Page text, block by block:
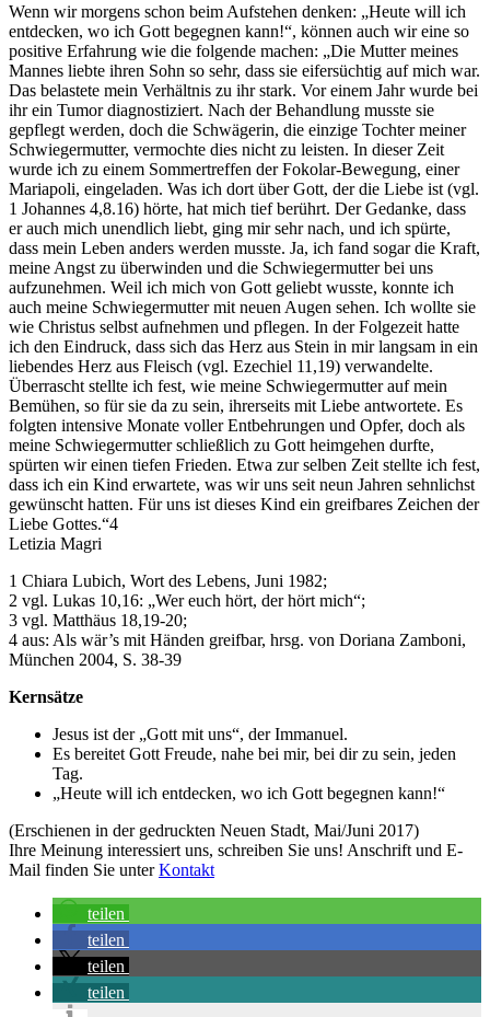
Wenn wir morgens schon beim Aufstehen denken: „Heute will ich
entdecken, wo ich Gott begegnen kann!“, können auch wir eine so
positive Erfahrung wie die folgende machen: „Die Mutter meines
Mannes liebte ihren Sohn so sehr, dass sie eifersüchtig auf mich war.
Das belastete mein Verhältnis zu ihr stark. Vor einem Jahr wurde bei
ihr ein Tumor diagnostiziert. Nach der Behandlung musste sie
gepflegt werden, doch die Schwägerin, die einzige Tochter meiner
Schwiegermutter, vermochte dies nicht zu leisten. In dieser Zeit
wurde ich zu einem Sommertreffen der Fokolar-Bewegung, einer
Mariapoli, eingeladen. Was ich dort über Gott, der die Liebe ist (vgl.
1 Johannes 4,8.16) hörte, hat mich tief berührt. Der Gedanke, dass
er auch mich unendlich liebt, ging mir sehr nach, und ich spürte,
dass mein Leben anders werden musste. Ja, ich fand sogar die Kraft,
meine Angst zu überwinden und die Schwiegermutter bei uns
aufzunehmen. Weil ich mich von Gott geliebt wusste, konnte ich
auch meine Schwiegermutter mit neuen Augen sehen. Ich wollte sie
wie Christus selbst aufnehmen und pflegen. In der Folgezeit hatte
ich den Eindruck, dass sich das Herz aus Stein in mir langsam in ein
liebendes Herz aus Fleisch (vgl. Ezechiel 11,19) verwandelte.
Überrascht stellte ich fest, wie meine Schwiegermutter auf mein
Bemühen, so für sie da zu sein, ihrerseits mit Liebe antwortete. Es
folgten intensive Monate voller Entbehrungen und Opfer, doch als
meine Schwiegermutter schließlich zu Gott heimgehen durfte,
spürten wir einen tiefen Frieden. Etwa zur selben Zeit stellte ich fest,
dass ich ein Kind erwartete, was wir uns seit neun Jahren sehnlichst
gewünscht hatten. Für uns ist dieses Kind ein greifbares Zeichen der
Liebe Gottes.“4
Letizia Magri
1 Chiara Lubich, Wort des Lebens, Juni 1982;
2 vgl. Lukas 10,16: „Wer euch hört, der hört mich“;
3 vgl. Matthäus 18,19-20;
4 aus: Als wär’s mit Händen greifbar, hrsg. von Doriana Zamboni,
München 2004, S. 38-39
Kernsätze
Jesus ist der „Gott mit uns“, der Immanuel.
Es bereitet Gott Freude, nahe bei mir, bei dir zu sein, jeden
Tag.
„Heute will ich entdecken, wo ich Gott begegnen kann!“
(Erschienen in der gedruckten Neuen Stadt, Mai/Juni 2017)
Ihre Meinung interessiert uns, schreiben Sie uns! Anschrift und E-
Mail finden Sie unterKontakt
teilen
teilen
teilen
teilen